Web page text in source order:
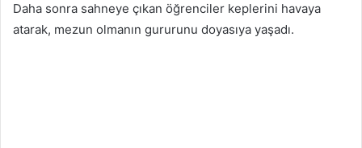
Daha sonra sahneye çıkan öğrenciler keplerini havaya
atarak, mezun olmanın gururunu doyasıya yaşadı.